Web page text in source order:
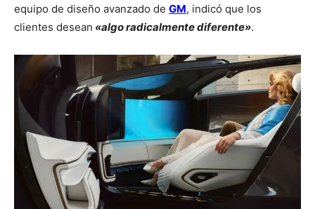
equipo de diseño avanzado de GM, indicó que los
clientes desean «algo radicalmente diferente».